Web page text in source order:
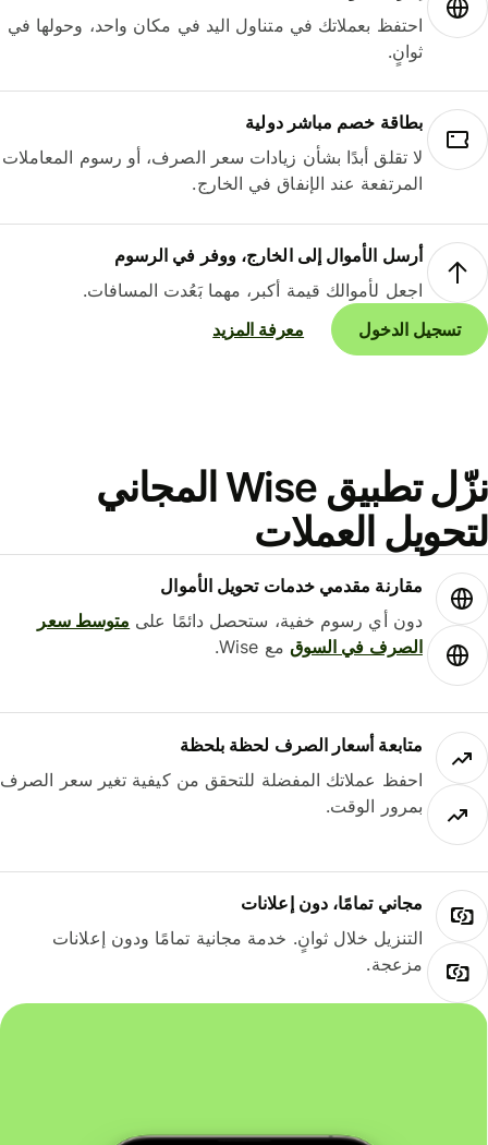
احتفظ بعملاتك في متناول اليد في مكان واحد، وحولها في
ثوانٍ.
بطاقة خصم مباشر دولية
لا تقلق أبدًا بشأن زيادات سعر الصرف، أو رسوم المعاملات
المرتفعة عند الإنفاق في الخارج.
أرسل الأموال إلى الخارج، ووفر في الرسوم
اجعل لأموالك قيمة أكبر، مهما بَعُدت المسافات.
تسجيل الدخول
معرفة المزيد
نزّل تطبيق Wise المجاني
العملات
مقارنة مقدمي خدمات تحويل الأموال
دون أي رسوم خفية، ستحصل دائمًا علىمتوسط ​​سعر
الصرف في السوقمع Wise.
متابعة أسعار الصرف لحظة بلحظة
احفظ عملاتك المفضلة للتحقق من كيفية تغير سعر الصرف
بمرور الوقت.
مجاني تمامًا، دون إعلانات
التنزيل خلال ثوانٍ. خدمة مجانية تمامًا ودون إعلانات
مزعجة.